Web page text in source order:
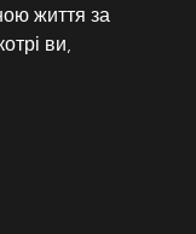
життя за
ви,